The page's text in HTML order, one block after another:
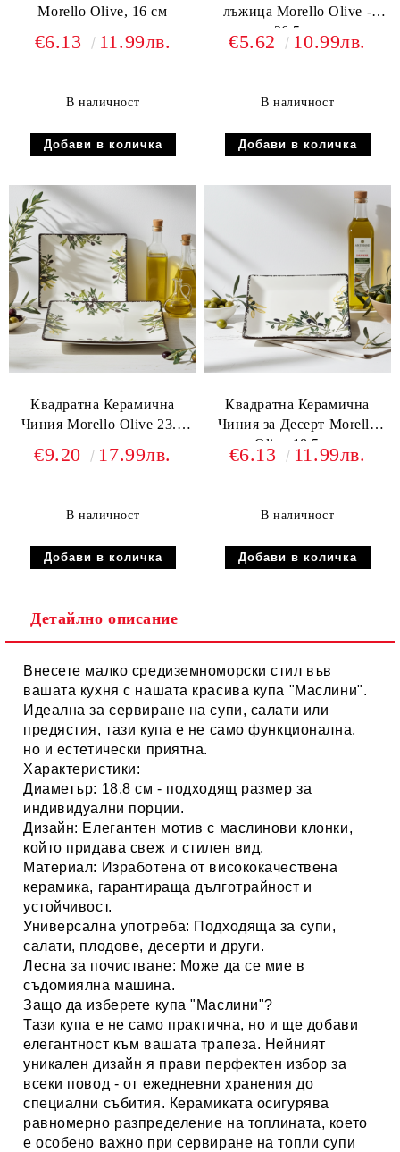
Morello Olive, 16 см
€6.13 11.99лв.
В наличност
лъжица Morello Olive -
26.5 см
€5.62 10.99лв.
В наличност
Квадратна Керамична
Чиния Morello Olive 23.5
€9.20 17.99лв.
В наличност
Квадратна Керамична
Чиния за Десерт Morello
Olive 18.5 см
€6.13 11.99лв.
В наличност
Детайлно описание
Внесете малко средиземноморски стил във
вашата кухня с нашата красива купа "Маслини".
Идеална за сервиране на супи, салати или
предястия, тази купа е не само функционална,
но и естетически приятна.
Характеристики:
Диаметър: 18.8 см - подходящ размер за
индивидуални порции.
Дизайн: Елегантен мотив с маслинови клонки,
който придава свеж и стилен вид.
Материал: Изработена от висококачествена
керамика, гарантираща дълготрайност и
устойчивост.
Универсална употреба: Подходяща за супи,
салати, плодове, десерти и други.
Лесна за почистване: Може да се мие в
съдомиялна машина.
Защо да изберете купа "Маслини"?
Тази купа е не само практична, но и ще добави
елегантност към вашата трапеза. Нейният
уникален дизайн я прави перфектен избор за
всеки повод - от ежедневни хранения до
специални събития. Керамиката осигурява
равномерно разпределение на топлината, което
е особено важно при сервиране на топли супи